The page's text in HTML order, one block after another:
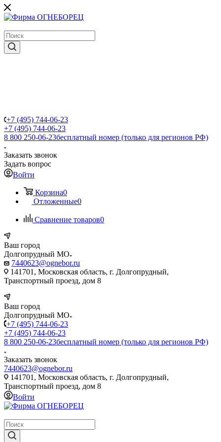
+7 (495) 744-06-23
+7 (495) 744-06-23
8 800 250-06-23бесплатный номер (только для регионов РФ)
Заказать звонок
Задать вопрос
Войти
Корзина0
Отложенные0
Сравнение товаров0
Ваш город
Долгопрудный МО
7440623@ognebor.ru
141701, Московская область, г. Долгопрудный,
Транспортный проезд, дом 8
Ваш город
Долгопрудный МО
+7 (495) 744-06-23
+7 (495) 744-06-23
8 800 250-06-23бесплатный номер (только для регионов РФ)
Заказать звонок
7440623@ognebor.ru
141701, Московская область, г. Долгопрудный,
Транспортный проезд, дом 8
Войти